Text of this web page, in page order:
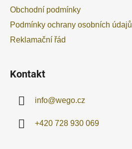
Obchodní podmínky
Podmínky ochrany osobních údajů
Reklamační řád
Kontakt
info@wego.cz
+420 728 930 069